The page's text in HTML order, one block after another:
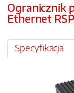
Ogranicznik
Ethernet
Specyfikacja